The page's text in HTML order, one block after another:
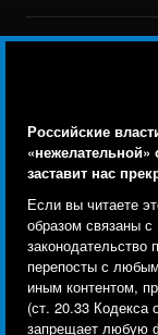
Российские
заставит нас
Если вы читаете
образом связаны
законодательство
перепосты с
иным контентом,
(ст. 20.33 Кодекса
запрещает любую
menu
Заявление о
Text Version
© 2026 Human
Human Rights
10118-3299USA|t
Human Rights
Human Rights
Мы
отслеживания
инструменты,
сайт, и
Используя наш